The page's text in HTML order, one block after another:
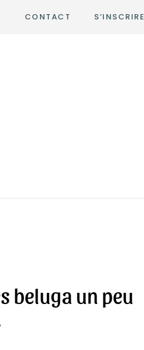
CONTACT S’INSCRIRE
beluga un peu